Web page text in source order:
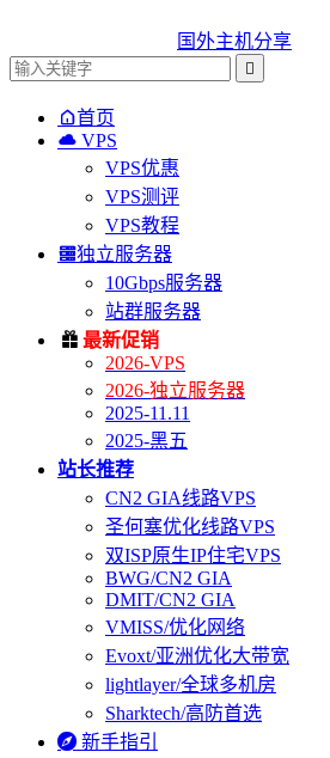
国外主机分享

首页
 VPS
VPS优惠
VPS测评
VPS教程
独立服务器
10Gbps服务器
站群服务器
 最新促销
2026-VPS
2026-独立服务器
2025-11.11
2025-黑五
站长推荐
CN2 GIA线路VPS
圣何塞优化线路VPS
双ISP原生IP住宅VPS
BWG/CN2 GIA
DMIT/CN2 GIA
VMISS/优化网络
Evoxt/亚洲优化大带宽
lightlayer/全球多机房
Sharktech/高防首选
 新手指引